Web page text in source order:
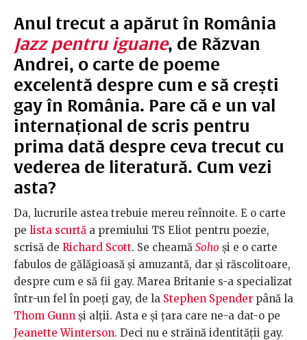
Anul trecut a apărut în România
Jazz pentru iguane, de Răzvan
Andrei, o carte de poeme
excelentă despre cum e să crești
gay în România. Pare că e un val
internațional de scris pentru
prima dată despre ceva trecut cu
vederea de literatură. Cum vezi
asta?
Da, lucrurile astea trebuie mereu reînnoite. E o carte
pe lista scurtă a premiului TS Eliot pentru poezie,
scrisă de Richard Scott. Se cheamă Soho și e o carte
fabulos de gălăgioasă și amuzantă, dar și răscolitoare,
despre cum e să fii gay. Marea Britanie s-a specializat
într-un fel în poeți gay, de la Stephen Spender până la
Thom Gunn și alții. Asta e și țara care ne-a dat-o pe
Jeanette Winterson. Deci nu e străină identității gay.